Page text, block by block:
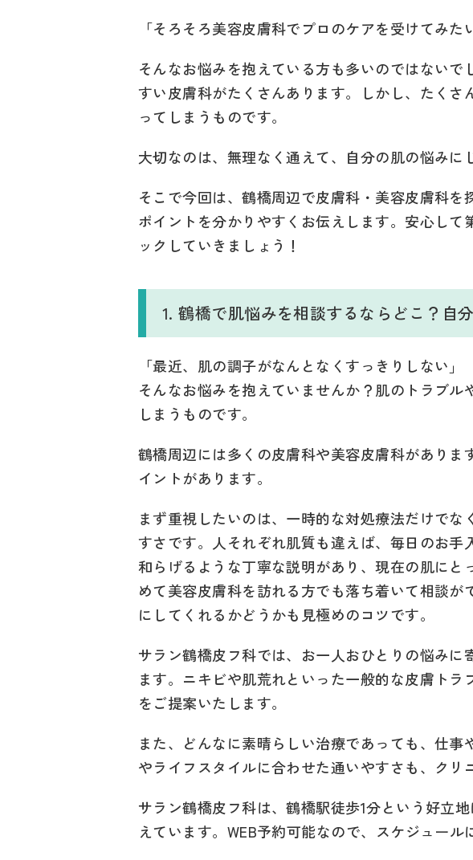
「そろそろ美容皮膚科でプロのケアを受けてみ
そんなお悩みを抱えている方も多いのではない
すい皮膚科がたくさんあります。しかし、たく
ってしまうものです。
大切なのは、無理なく通えて、自分の肌の悩みに
そこで今回は、鶴橋周辺で皮膚科・美容皮膚科
ポイントを分かりやすくお伝えします。安心し
ックしていきましょう！
1. 鶴橋で肌悩みを相談するならどこ？自
「最近、肌の調子がなんとなくすっきりしない
そんなお悩みを抱えていませんか？肌のトラブ
しまうものです。
鶴橋周辺には多くの皮膚科や美容皮膚科があり
イントがあります。
まず重視したいのは、一時的な対処療法だけで
すさです。人それぞれ肌質も違えば、毎日のお
和らげるような丁寧な説明があり、現在の肌に
めて美容皮膚科を訪れる方でも落ち着いて相談
にしてくれるかどうかも見極めのコツです。
サラン鶴橋皮フ科では、お一人おひとりの悩み
ます。ニキビや肌荒れといった一般的な皮膚ト
をご提案いたします。
また、どんなに素晴らしい治療であっても、仕
やライフスタイルに合わせた通いやすさも、クリ
サラン鶴橋皮フ科は、鶴橋駅徒歩1分という好立
えています。WEB予約可能なので、スケジュー